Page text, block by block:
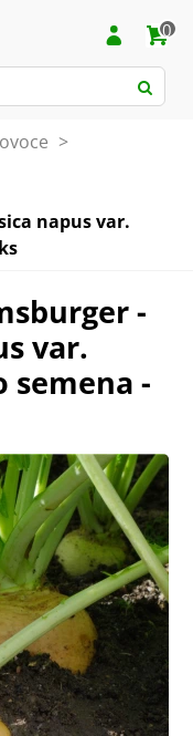
0
>
napus var.
-
var.
semena -